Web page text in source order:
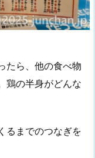
たら、他の食べ物
鶏の半身がどんな
るまでのつなぎを